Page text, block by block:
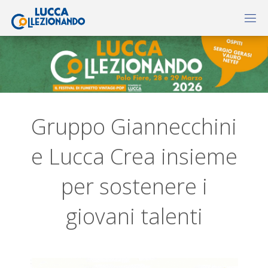
Gruppo Giannecchini
e Lucca Crea insieme
per sostenere i
giovani talenti